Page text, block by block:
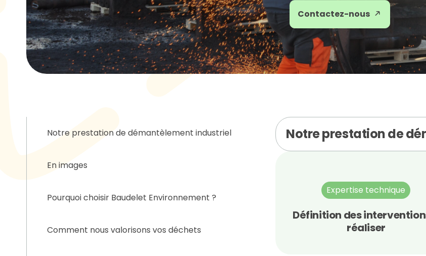
Contactez-nous
Notre prestation de démantèlement industriel
En images
Pourquoi choisir Baudelet Environnement ?
Comment nous valorisons vos déchets
Notre prestation de
Expertise technique
Définition des
réaliser